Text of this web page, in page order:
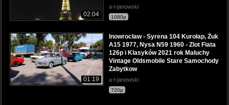
02:04
a-l-janowski
1080p
01:19
Inowrocław - Syrena 104 Kurołap, Żuk
A15 1977, Nysa N59 1960 - Zlot Fiata
126p i Klasyków 2021 rok Maluchy
Vintage Oldsmobile Stare Samochody
Zabytkow
a-l-janowski
720p